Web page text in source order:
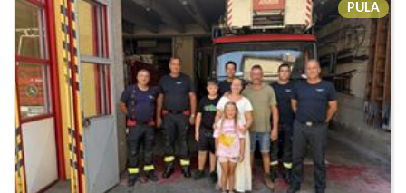
PULA